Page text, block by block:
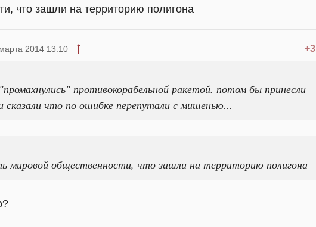
что зашли на территорию полигона
+3
2014 13:10
противокорабельной ракетой. потом бы принесли
сказали что по ошибке перепутали с мишенью...
мировой общественности, что зашли на территорию полигона